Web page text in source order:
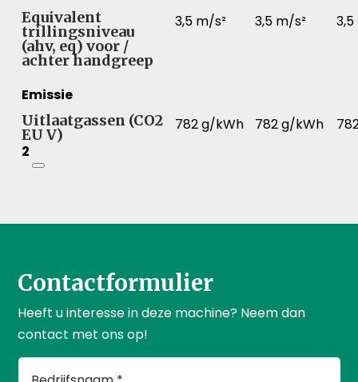
Equivalent
trillingsniveau
(ahv, eq) voor /
achter handgreep
3,5 m/s² 3,5 m/s²
Emissie
Uitlaatgassen (CO2
EU V)
2
782 g/kWh 782 g/kWh
Contactformulier
Heeft u interesse in deze machine? Neem dan
contact met ons op!